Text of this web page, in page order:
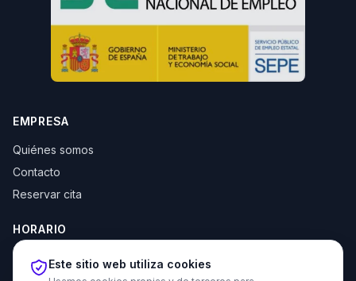
EMPRESA
Quiénes somos
Contacto
Reservar cita
HORARIO
Lun–Jue: 10:00–14:00 y 16:30–20:00
Vie: 10:00–14:00
Este sitio web utiliza cookies